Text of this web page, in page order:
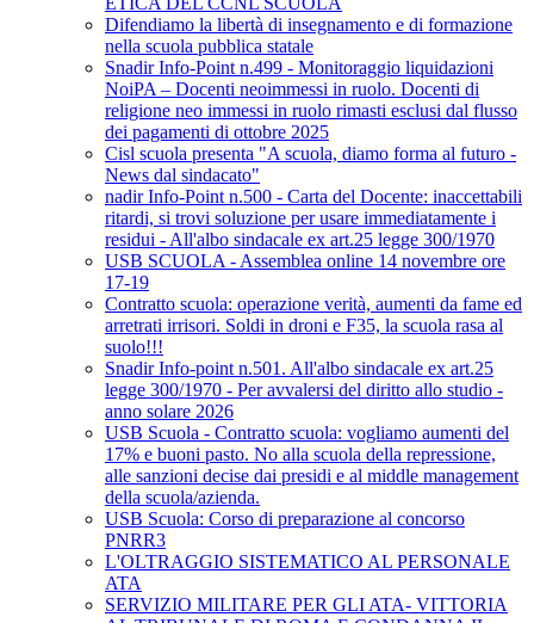
Difendiamo la libertà di insegnamento e di formazione
nella scuola pubblica statale
Snadir Info-Point n.499 - Monitoraggio liquidazioni
NoiPA – Docenti neoimmessi in ruolo. Docenti di
religione neo immessi in ruolo rimasti esclusi dal flusso
dei pagamenti di ottobre 2025
Cisl scuola presenta "A scuola, diamo forma al futuro -
News dal sindacato"
nadir Info-Point n.500 - Carta del Docente: inaccettabili
ritardi, si trovi soluzione per usare immediatamente i
residui - All'albo sindacale ex art.25 legge 300/1970
USB SCUOLA - Assemblea online 14 novembre ore
17-19
Contratto scuola: operazione verità, aumenti da fame ed
arretrati irrisori. Soldi in droni e F35, la scuola rasa al
suolo!!!
Snadir Info-point n.501. All'albo sindacale ex art.25
legge 300/1970 - Per avvalersi del diritto allo studio -
anno solare 2026
USB Scuola - Contratto scuola: vogliamo aumenti del
17% e buoni pasto. No alla scuola della repressione,
alle sanzioni decise dai presidi e al middle management
della scuola/azienda.
USB Scuola: Corso di preparazione al concorso
PNRR3
L'OLTRAGGIO SISTEMATICO AL PERSONALE
ATA
SERVIZIO MILITARE PER GLI ATA- VITTORIA